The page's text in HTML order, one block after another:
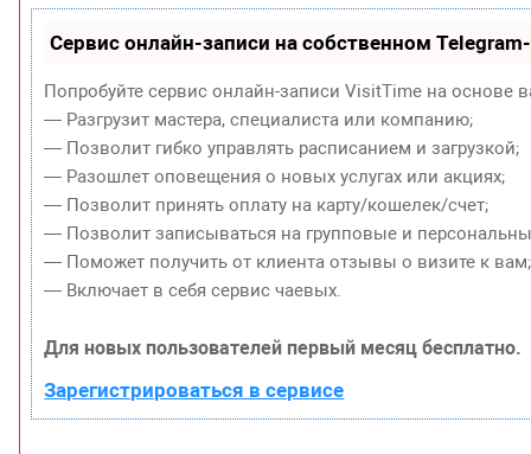
Сервис онлайн-записи на собственном
Попробуйте сервис онлайн-записи VisitTime на основе
— Разгрузит мастера, специалиста или компанию;
— Позволит гибко управлять расписанием и загрузкой;
— Разошлет оповещения о новых услугах или акциях;
— Позволит принять оплату на карту/кошелек/счет;
— Позволит записываться на групповые и
— Поможет получить от клиента отзывы о визите к вам;
— Включает в себя сервис чаевых.
Для новых пользователей первый месяц бесплатно.
Зарегистрироваться в сервисе